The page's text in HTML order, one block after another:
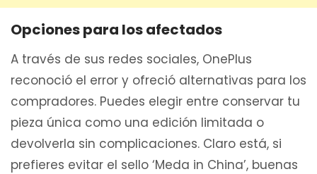
Opciones para los afectados
A través de sus redes sociales, OnePlus
reconoció el error y ofreció alternativas para los
compradores. Puedes elegir entre conservar tu
pieza única como una edición limitada o
devolverla sin complicaciones. Claro está, si
prefieres evitar el sello ‘Meda in China’, buenas